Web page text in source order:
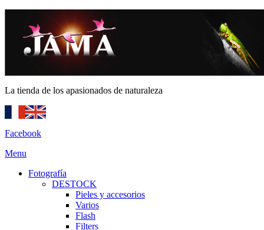
La tienda de los apasionados de naturaleza
Facebook
Menu
Fotografía
DESTOCK
Pieles y accesorios
Varios
Flash
Filters